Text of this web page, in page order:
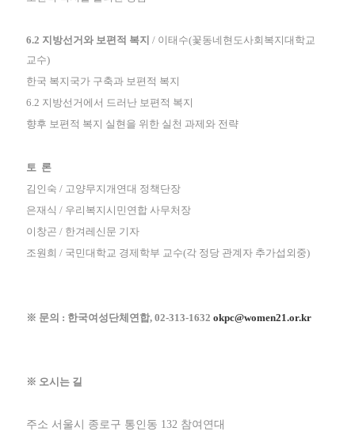
6.2 지방선거와 보편적 복지 / 이태수(꽃동네현도사회복지대학교
교수)
한국 복지국가 구축과 보편적 복지
6.2 지방선거에서 드러난 보편적 복지
향후 보편적 복지 실현을 위한 실천 과제와 전략
토 론
김인숙 / 고양무지개연대 정책단장
은재식 / 우리복지시민연합 사무처장
이창곤 / 한겨레신문 기자
조원희 / 국민대학교 경제학부 교수(각 정당 관계자 추가섭외중)
※ 문의 : 한국여성단체연합, 02-313-1632okpc@women21.or.kr
※ 오시는 길
주소 서울시 종로구 통인동 132 참여연대